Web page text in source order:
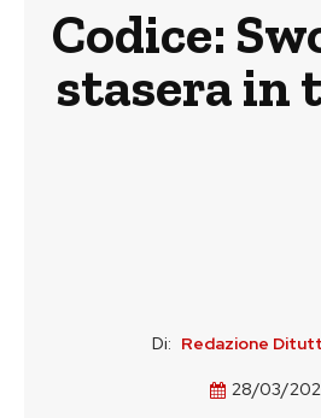
Codice:
stasera in
Di: Redazione
28/03/